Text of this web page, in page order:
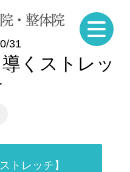
31
くストレッ
トレッチ】